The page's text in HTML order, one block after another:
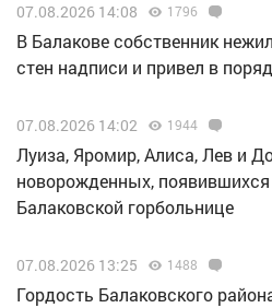
07.08.2026 14:08 1796
В Балакове собственник
стен надписи и привел в
07.08.2026 14:02 1944
Луиза, Яромир, Алиса, Лев и
новорожденных,
Балаковской горбольнице
07.08.2026 13:25 1488
Гордость Балаковского